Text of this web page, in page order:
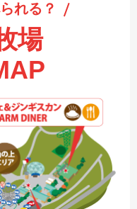
れる？
場